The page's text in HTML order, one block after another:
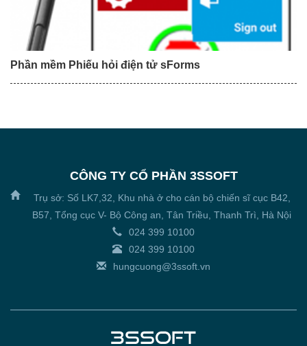
Phần mềm Phiếu hỏi điện tử sForms
CÔNG TY CỔ PHẦN 3SSOFT
Trụ sở: Số LK7,32, Khu nhà ở cho cán bộ chiến sĩ cục B42,
B57, Tổng cục V- Bộ Công an, Tân Triều, Thanh Trì, Hà Nội
024 399 10100
024 399 10100
hungcuong@3ssoft.vn